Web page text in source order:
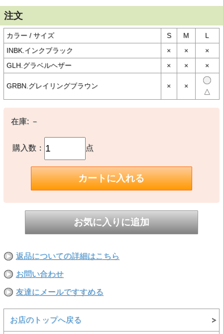
（単位：cm）
【商品説明】
フィッツロイが心に浮かんだら、リサイクル・ポリエステル／リサイ
クル・コットン混紡素材を使用し、フィッツロイ・アイコン・ロゴを
入れたこのパンツの出番。端切れと回収されたペットボトルを利用す
ることによりバージン原料への依存を削減。フェアトレード・サーテ
リサイクル素材100％
内側が起毛仕上げで自然な伸縮性を備え、ソフトながら丈夫なリサイ
クル素材100％のニット・フリース（消費者から回収されたリサイク
プルオン式スウェットパンツ
裾に向かって細くなるクラシックなスタイル。温かさを封じ込める伸
縮性を備えた裾
この製品を製造する工場の従業員を支援
工場の従業員にプレミアム賃金が支払われるフェアトレード・サーテ
【素材】
○本体：裏起毛を施した11.5オンス・消費者から回収されたリサイク
ル・ポリエステル55％／リサイクル・コットン45％のフリース。フ
○レギュラー・フィット
注文
カラー / サイズ S M
L
INBK.インクブラック
× ×
×
GLH.グラベルヘザー
× × ×
GRBN.グレイリングブラウン ×
×
△
在庫: －
購入数： 点
返品についての詳細はこちら
お問い合わせ
友達にメールですすめる
お店のトップへ戻る